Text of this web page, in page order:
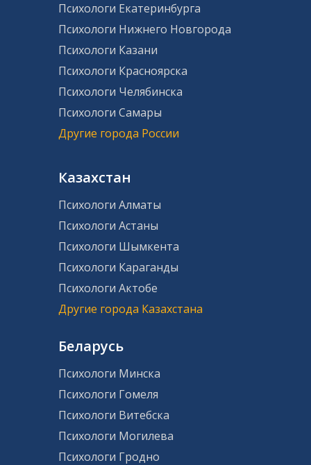
Психологи Екатеринбурга
Психологи Нижнего Новгорода
Психологи Казани
Психологи Красноярска
Психологи Челябинска
Психологи Самары
Другие города России
Казахстан
Психологи Алматы
Психологи Астаны
Психологи Шымкента
Психологи Караганды
Психологи Актобе
Другие города Казахстана
Беларусь
Психологи Минска
Психологи Гомеля
Психологи Витебска
Психологи Могилева
Психологи Гродно